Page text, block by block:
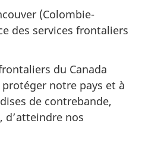
(Colombie-
services frontaliers
du Canada
protéger notre pays et à
de contrebande,
d’atteindre nos